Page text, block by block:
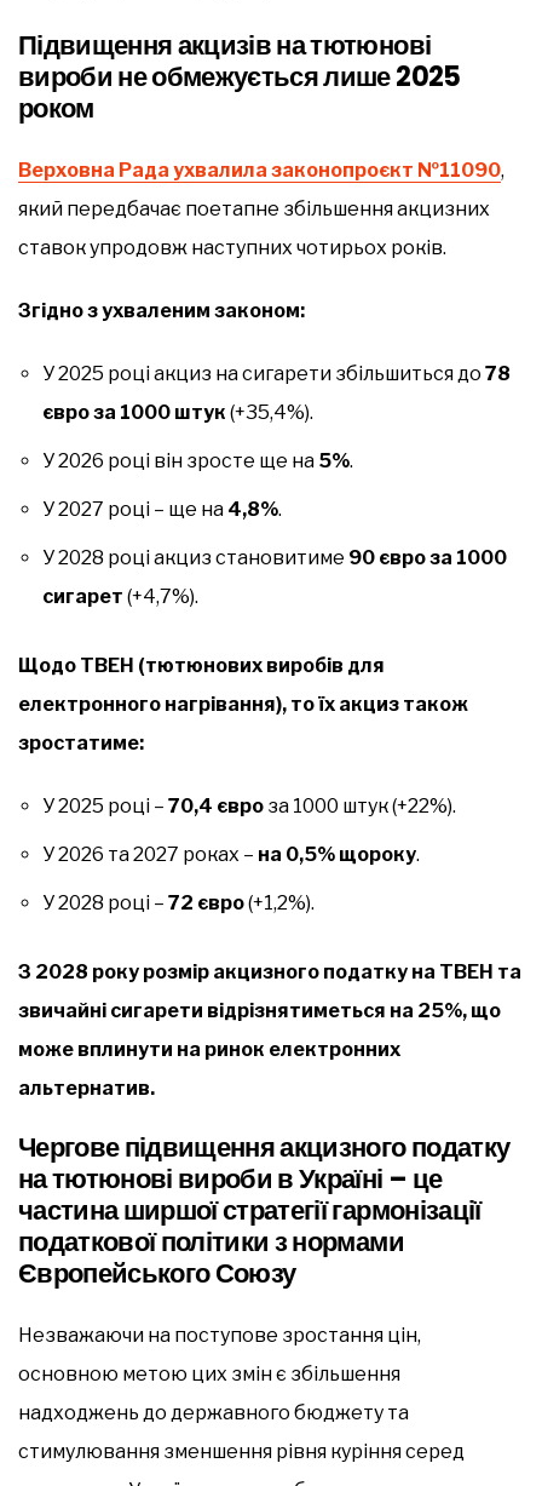
Підвищення акцизів на тютюнові
вироби не обмежується лише 2025
роком
Верховна Рада ухвалила законопроєкт №11090,
який передбачає поетапне збільшення акцизних
ставок упродовж наступних чотирьох років.
Згідно з ухваленим законом:
У 2025 році акциз на сигарети збільшиться до 78
євро за 1000 штук (+35,4%).
У 2026 році він зросте ще на 5%.
У 2027 році – ще на 4,8%.
У 2028 році акциз становитиме 90 євро за 1000
сигарет (+4,7%).
Щодо ТВЕН (тютюнових виробів для
електронного нагрівання), то їх акциз також
зростатиме:
У 2025 році – 70,4 євро за 1000 штук (+22%).
У 2026 та 2027 роках – на 0,5% щороку.
У 2028 році – 72 євро(+1,2%).
З 2028 року розмір акцизного податку на ТВЕН та
звичайні сигарети відрізнятиметься на 25%, що
може вплинути на ринок електронних
альтернатив.
Чергове підвищення акцизного податку
на тютюнові вироби в Україні – це
частина ширшої стратегії гармонізації
податкової політики з нормами
Європейського Союзу
Незважаючи на поступове зростання цін,
основною метою цих змін є збільшення
надходжень до державного бюджету та
стимулювання зменшення рівня куріння серед